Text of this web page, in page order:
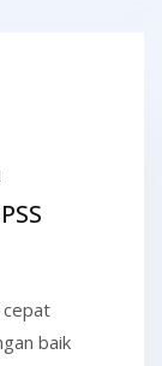
cepat
baik